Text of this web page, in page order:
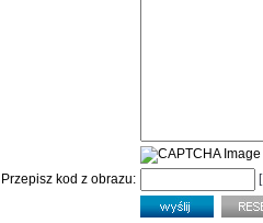
Przepisz kod z obrazu: